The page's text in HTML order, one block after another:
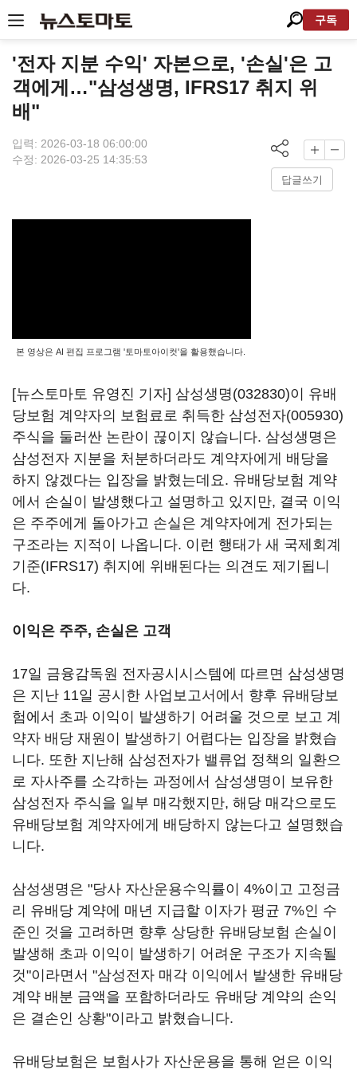
구독
'전자 지분 수익' 자본으로, '손실'은 고
객에게…"삼성생명, IFRS17 취지 위
배"
입력: 2026-03-18 06:00:00
수정: 2026-03-25 14:35:53
답글쓰기
본 영상은 AI 편집 프로그램 '토마토아이컷'을 활용했습니다.
[뉴스토마토 유영진 기자] 삼성생명(032830)이 유배
당보험 계약자의 보험료로 취득한 삼성전자(005930)
주식을 둘러싼 논란이 끊이지 않습니다. 삼성생명은
삼성전자 지분을 처분하더라도 계약자에게 배당을
하지 않겠다는 입장을 밝혔는데요. 유배당보험 계약
에서 손실이 발생했다고 설명하고 있지만, 결국 이익
은 주주에게 돌아가고 손실은 계약자에게 전가되는
구조라는 지적이 나옵니다. 이런 행태가 새 국제회계
기준(IFRS17) 취지에 위배된다는 의견도 제기됩니
다.
이익은 주주, 손실은 고객
17일 금융감독원 전자공시시스템에 따르면 삼성생명
은 지난 11일 공시한 사업보고서에서 향후 유배당보
험에서 초과 이익이 발생하기 어려울 것으로 보고 계
약자 배당 재원이 발생하기 어렵다는 입장을 밝혔습
니다. 또한 지난해 삼성전자가 밸류업 정책의 일환으
로 자사주를 소각하는 과정에서 삼성생명이 보유한
삼성전자 주식을 일부 매각했지만, 해당 매각으로도
유배당보험 계약자에게 배당하지 않는다고 설명했습
니다.
삼성생명은 "당사 자산운용수익률이 4%이고 고정금
리 유배당 계약에 매년 지급할 이자가 평균 7%인 수
준인 것을 고려하면 향후 상당한 유배당보험 손실이
발생해 초과 이익이 발생하기 어려운 구조가 지속될
것"이라면서 "삼성전자 매각 이익에서 발생한 유배당
계약 배분 금액을 포함하더라도 유배당 계약의 손익
은 결손인 상황"이라고 밝혔습니다.
유배당보험은 보험사가 자산운용을 통해 얻은 이익